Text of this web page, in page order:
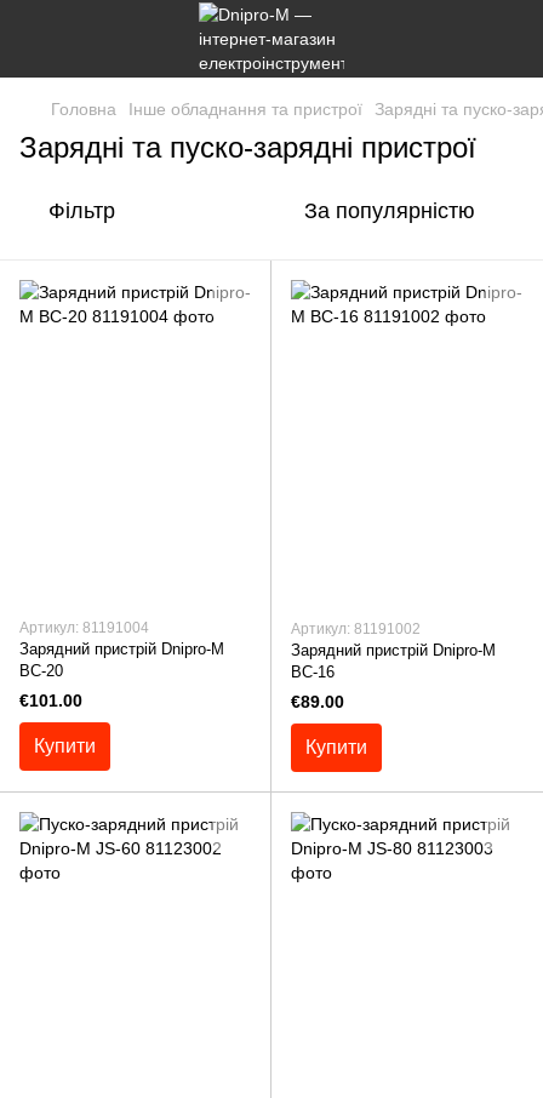
Головна Інше обладнання та пристрої Зарядні та пуско-
Зарядні та пуско-зарядні пристрої
Фільтр За популярністю
Артикул: 81191004
Зарядний пристрій Dnipro-M
BC-20
€101.00
Купити
Артикул: 81191002
Зарядний пристрій Dnipro-M
ВС-16
€89.00
Купити